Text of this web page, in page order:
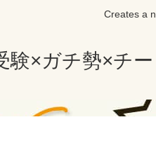
Creates a
験×ガチ勢×チ